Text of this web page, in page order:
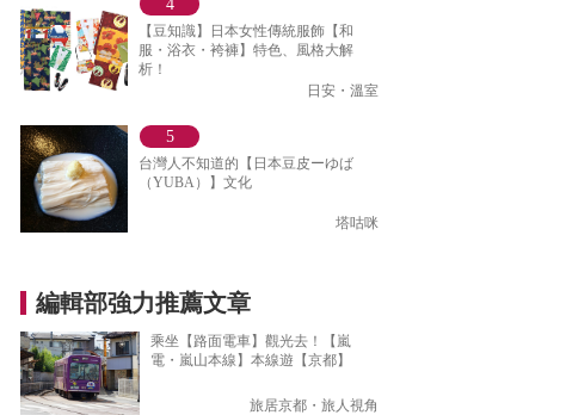
【豆知識】日本女性傳統服飾【和
服・浴衣・袴褲】特色、風格大解
析！
日安・溫室
台灣人不知道的【日本豆皮ーゆば
（YUBA）】文化
塔咕咪
編輯部強力推薦文章
乘坐【路面電車】觀光去！【嵐
電・嵐山本線】本線遊【京都】
旅居京都・旅人視角